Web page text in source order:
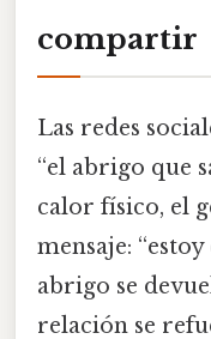
compartir
Las redes
“el abrigo que
calor físico, el
mensaje:
abrigo se
relación se